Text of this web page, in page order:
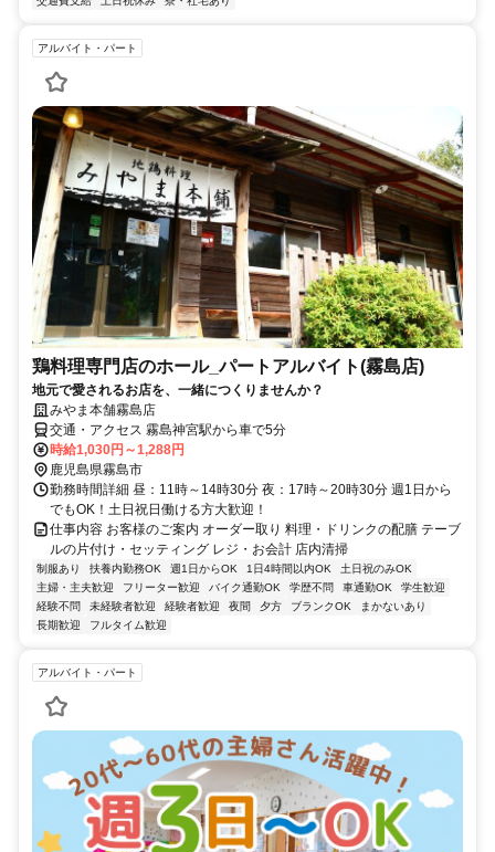
アルバイト・パート
鶏料理専門店のホール_パートアルバイト(霧島店)
地元で愛されるお店を、一緒につくりませんか？
みやま本舗霧島店
交通・アクセス 霧島神宮駅から車で5分
時給1,030円～1,288円
鹿児島県霧島市
勤務時間詳細 昼：11時～14時30分 夜：17時～20時30分 週1日から
でもOK！土日祝日働ける方大歓迎！
仕事内容 お客様のご案内 オーダー取り 料理・ドリンクの配膳 テーブ
ルの片付け・セッティング レジ・お会計 店内清掃
制服あり 扶養内勤務OK 週1日からOK 1日4時間以内OK
土日祝のみOK
主婦・主夫歓迎
フリーター歓迎 バイク通勤OK 学歴不問 車通勤OK
学生歓迎
経験不問
未経験者歓迎 経験者歓迎 夜間 夕方 ブランクOK
まかないあり
長期歓迎
フルタイム歓迎
アルバイト・パート